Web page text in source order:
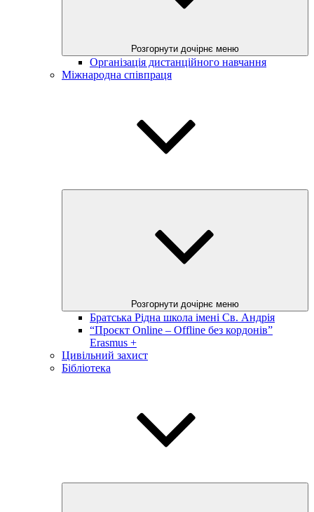
Розгорнути дочірнє меню
Організація дистанційного навчання
Міжнародна співпраця
Розгорнути дочірнє меню
Братська Рідна школа імені Св. Андрія
“Проєкт Online – Offline без кордонів”
Erasmus +
Цивільний захист
Бібліотека